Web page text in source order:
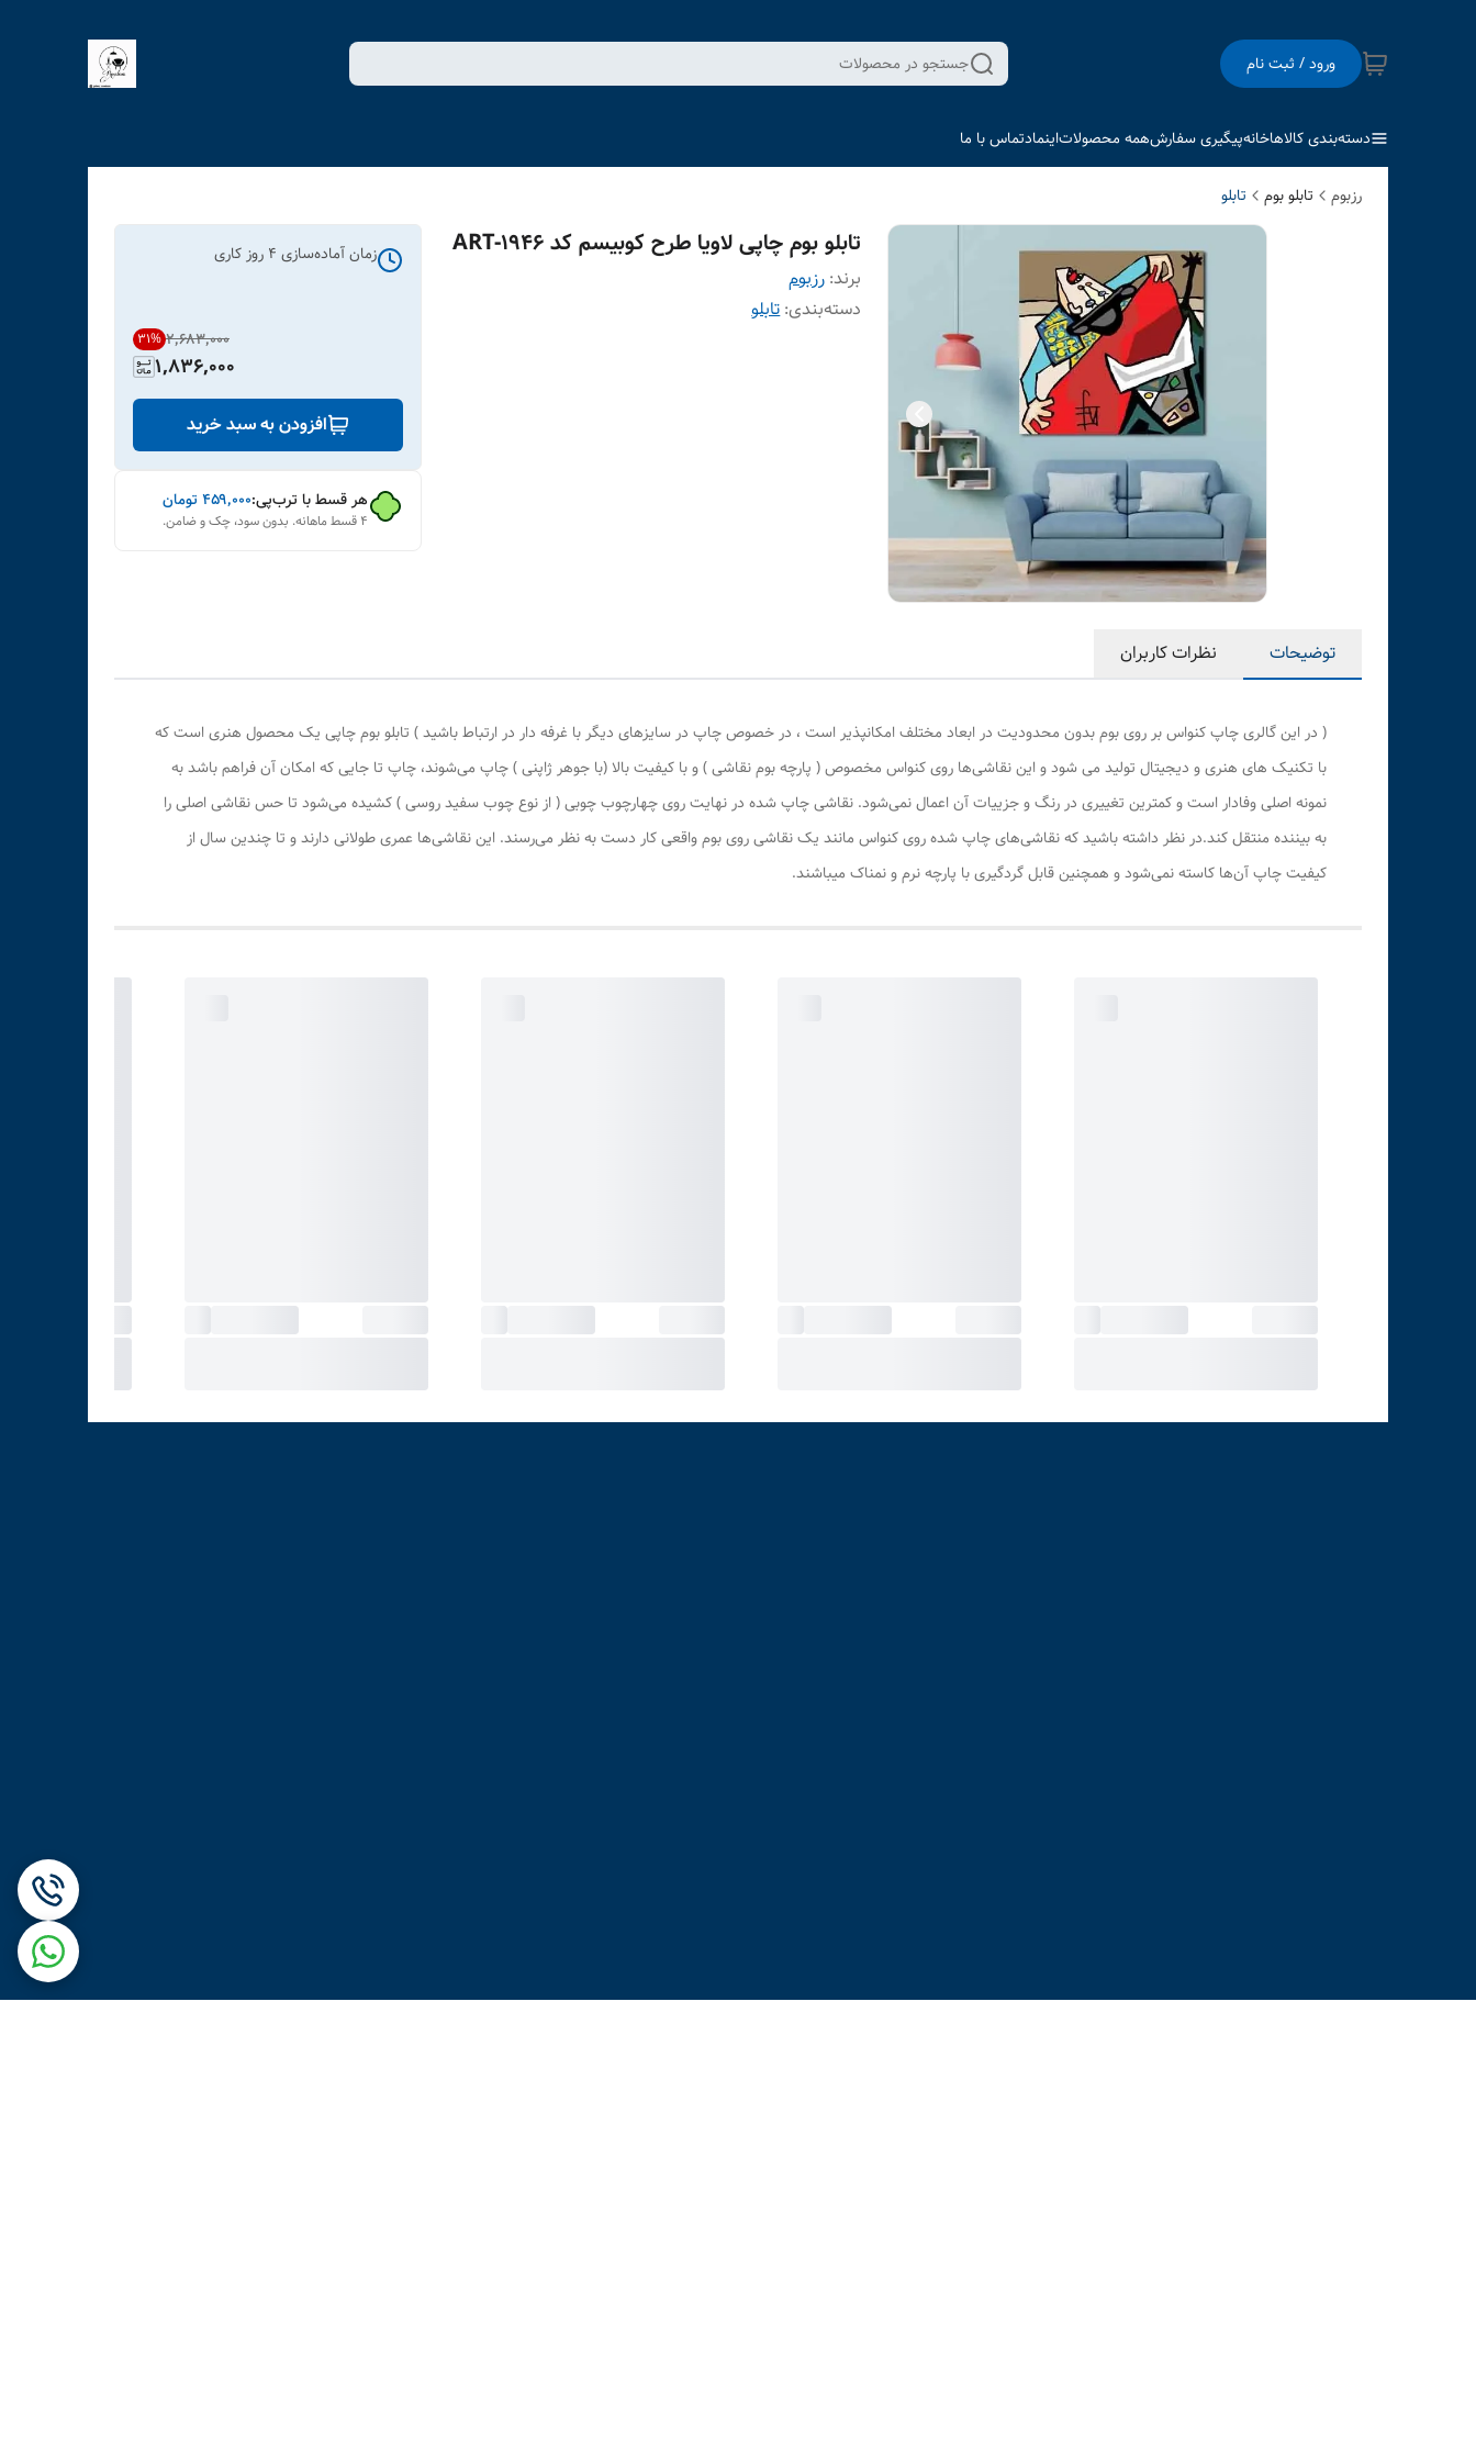
ورود / ثبت نام جستجو در محصولات
دسته‌بندی کالاهاخانهپیگیری سفارشهمه محصولاتاینمادتماس با ما
رزبوم تابلو بوم تابلو
تابلو بوم چاپی لاویا طرح کوبیسم کد ART-1946
برند: رزبوم
دسته‌بندی:تابلو
زمان آماده‌سازی 4 روز کاری
۲٬۶۸۳٬۰۰۰ 31%
1,836,000
افزودن به سبد خرید
هر قسط با ترب‌پی:۴۵۹٬۰۰۰ تومان
۴ قسط ماهانه. بدون سود، چک و ضامن.
توضیحات نظرات کاربران
( در این گالری چاپ کنواس بر روی بوم بدون محدودیت در ابعاد مختلف امکانپذیر است ، در خصوص چاپ در سایزهای دیگر با غرفه دار در ارتباط باشید ) تابلو بوم چاپی یک محصول هنری است که
با تکنیک های هنری و دیجیتال تولید می شود و این نقاشی‌ها روی کنواس مخصوص ( پارچه بوم نقاشی ) و با کیفیت بالا (با جوهر ژاپنی ) چاپ می‌شوند، چاپ تا جایی که امکان آن فراهم باشد به
نمونه اصلی وفادار است و کمترین تغییری در رنگ و جزییات آن اعمال نمی‌شود. نقاشی چاپ شده در نهایت روی چهارچوب چوبی ( از نوع چوب سفید روسی ) کشیده می‌شود تا حس نقاشی اصلی را
به بیننده منتقل کند.در نظر داشته باشید که نقاشی‌های چاپ شده روی کنواس مانند یک نقاشی روی بوم واقعی کار دست به نظر می‌رسند. این نقاشی‌ها عمری طولانی دارند و تا چندین سال از
کیفیت چاپ آن‌ها کاسته نمی‌شود و همچنین قابل گردگیری با پارچه نرم و نمناک میباشند.